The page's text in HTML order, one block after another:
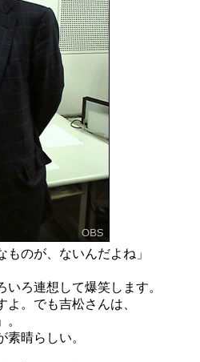
ものが、ないんだよね」
ろ連想して爆笑します。
よ。でも吉松さんは、
。
素晴らしい。